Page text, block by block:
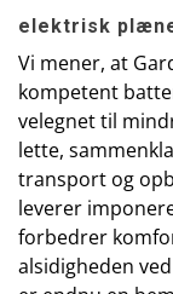
elektrisk
Vi mener, at
kompetent
velegnet til
lette,
transport og
leverer
forbedrer
alsidigheden